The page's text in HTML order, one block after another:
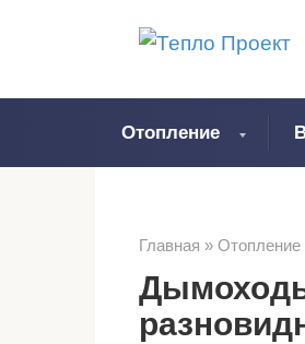
Отопление
Главная » Отопление